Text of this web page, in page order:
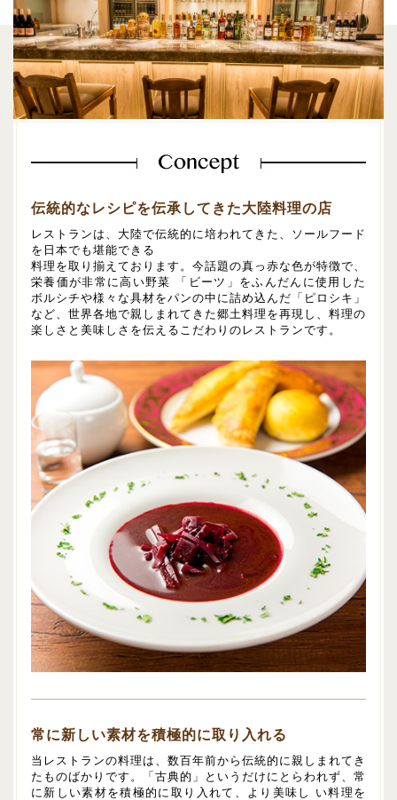
伝統的なレシピを伝承してきた大陸料理の店
レストランは、大陸で伝統的に培われてきた、ソールフード
を日本でも堪能できる
料理を取り揃えております。今話題の真っ赤な色が特徴で、
栄養価が非常に高い野菜 「ビーツ」をふんだんに使用した
ボルシチや様々な具材をパンの中に詰め込んだ「ピロシキ」
など、世界各地で親しまれてきた郷土料理を再現し、料理の
楽しさと美味しさを伝えるこだわりのレストランです。
常に新しい素材を積極的に取り入れる
当レストランの料理は、数百年前から伝統的に親しまれてき
たものばかりです。「古典的」というだけにとらわれず、常
に新しい素材を積極的に取り入れて、より美味し い料理を